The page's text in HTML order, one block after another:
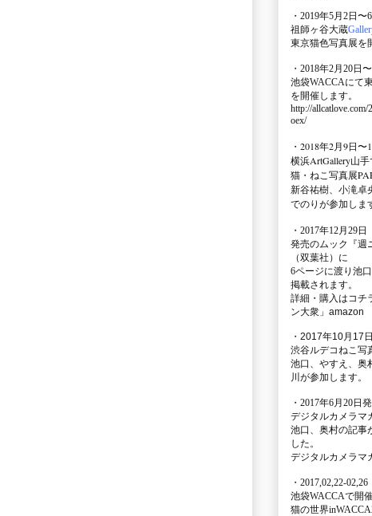
・2019年5月2日〜
祖師ヶ谷大蔵
東京猫色写真展を
・2018年2月20日
池袋WACCAにて
を開催します。
http://allcatlove.com/
oex/
・2018年2月9日〜
横浜ArtGallery山手
猫・ねこ写真展
新谷祐樹、小滝卓
でのりが参加しま
・ 2017年12月29日
発売のムック
『
（双葉社）に
6ページに渡り 池
掲載されます。
詳細・購入はコ
ン大衆」amazon
・2017年10月17
渋谷ルデコねこ写
池口、やすえ、奥
川が参加します。
・2017年6月20日
デジタルカメラマ
池口、奥村の記事
した。
デジタルカメラマ
・2017,02,22-02,26
池袋WACCAで開
猫の世界